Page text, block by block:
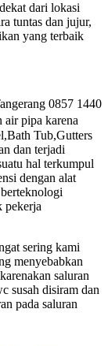
dari lokasi
tuntas dan jujur,
yang terbaik
0857 1440
pipa karena
Tub,Gutters
dan terjadi
hal terkumpul
dengan alat
pekerja
sering kami
menyebabkan
saluran
susah disiram dan
pada saluran